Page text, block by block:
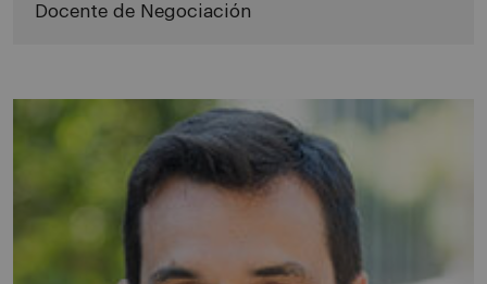
Docente de Negociación